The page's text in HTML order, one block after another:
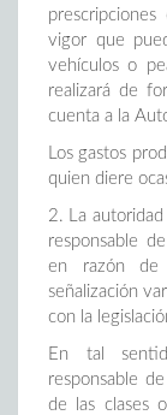
vigor que
vehículos o
realizará de
cuenta a la
Los gastos
quien diere
2. La
responsable
en razón de
señalización
con la
En tal
responsable
de las clases